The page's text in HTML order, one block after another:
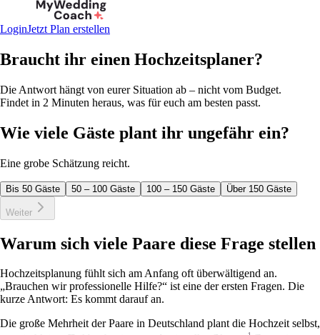
LoginJetzt Plan erstellen
Braucht ihr einen Hochzeitsplaner?
Die Antwort hängt von eurer Situation ab – nicht vom Budget.
Findet in 2 Minuten heraus, was für euch am besten passt.
Wie viele Gäste plant ihr ungefähr ein?
Eine grobe Schätzung reicht.
Bis 50 Gäste 50 – 100 Gäste 100 – 150 Gäste Über 150 Gäste
Weiter
Warum sich viele Paare diese Frage stellen
Hochzeitsplanung fühlt sich am Anfang oft überwältigend an.
„Brauchen wir professionelle Hilfe?“ ist eine der ersten Fragen. Die
kurze Antwort: Es kommt darauf an.
Die große Mehrheit der Paare in Deutschland plant die Hochzeit selbst,